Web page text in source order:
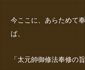
今ここに、あらためて
ば、
「太元帥御修法奉修の